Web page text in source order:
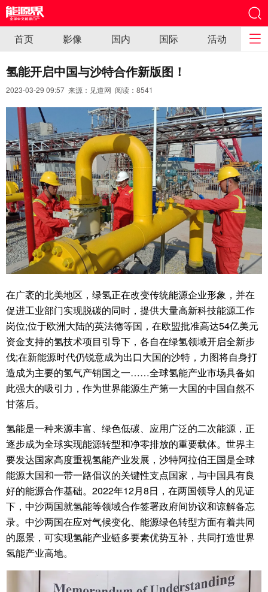
首页 影像 国内 国际 活动
氢能开启中国与沙特合作新版图！
2023-03-29 09:57 来源：见道网 阅读： 8541
在广袤的北美地区，绿氢正在改变传统能源企业形象，并在
促进工业部门实现脱碳的同时，提供大量高新科技能源工作
岗位;位于欧洲大陆的英法德等国，在欧盟批准高达54亿美元
资金支持的氢技术项目引导下，各自在绿氢领域开启全新步
伐;在新能源时代仍锐意成为出口大国的沙特，力图将自身打
造成为主要的氢气产销国之一……全球氢能产业市场具备如
此强大的吸引力，作为世界能源生产第一大国的中国自然不
甘落后。
氢能是一种来源丰富、绿色低碳、应用广泛的二次能源，正
逐步成为全球实现能源转型和净零排放的重要载体。世界主
要发达国家高度重视氢能产业发展，沙特阿拉伯王国是全球
能源大国和一带一路倡议的关键性支点国家，与中国具有良
好的能源合作基础。2022年12月8日，在两国领导人的见证
下，中沙两国就氢能等领域合作签署政府间协议和谅解备忘
录。中沙两国在应对气候变化、能源绿色转型方面有着共同
的愿景，可实现氢能产业链多要素优势互补，共同打造世界
氢能产业高地。